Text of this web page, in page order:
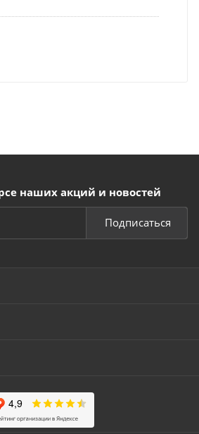
наших акций и новостей
Подписаться